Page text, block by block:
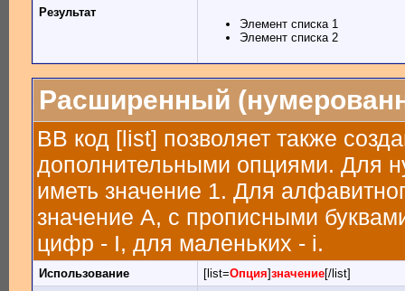
Результат
Элемент списка 1
Элемент списка 2
Расширенный
BB код [list] позволяет также
дополнительными опциями. Для
иметь значение 1. Для
значение A, с прописными
цифр - I, для маленьких - i.
Использование [list=Опция]значение[/list]